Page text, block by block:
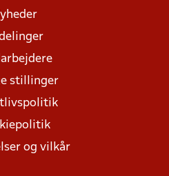
stillinger
og vilkår